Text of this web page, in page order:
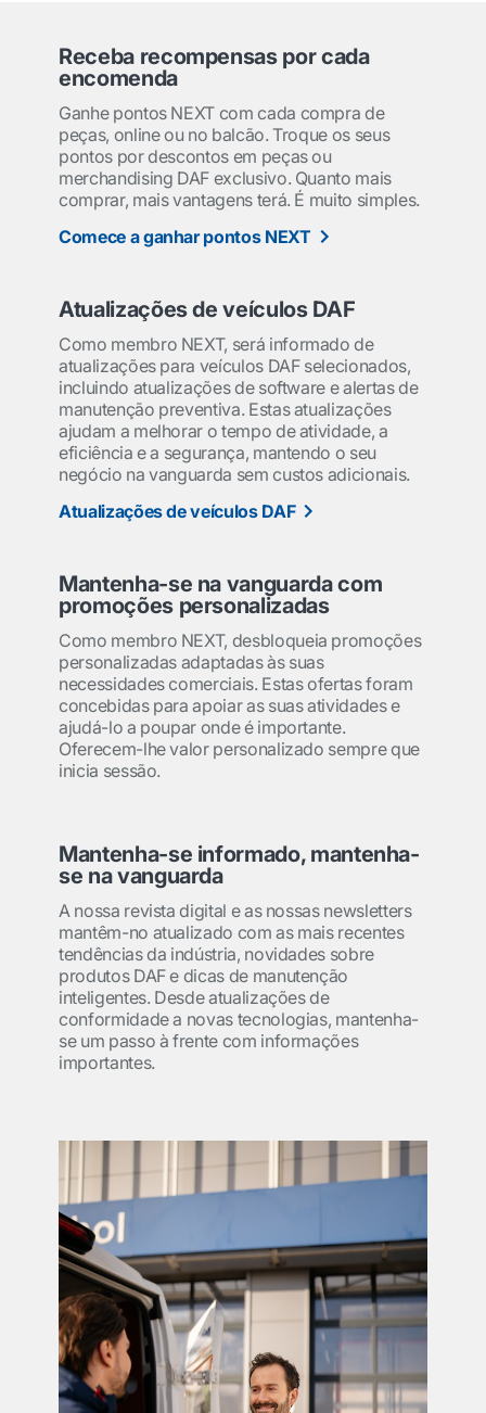
Receba recompensas por cada
encomenda
Ganhe pontos NEXT com cada compra de
peças, online ou no balcão. Troque os seus
pontos por descontos em peças ou
merchandising DAF exclusivo. Quanto mais
comprar, mais vantagens terá. É muito simples.
Comece a ganhar pontos NEXT
Atualizações de veículos DAF
Como membro NEXT, será informado de
atualizações para veículos DAF selecionados,
incluindo atualizações de software e alertas de
manutenção preventiva. Estas atualizações
ajudam a melhorar o tempo de atividade, a
eficiência e a segurança, mantendo o seu
negócio na vanguarda sem custos adicionais.
Atualizações de veículos DAF
Mantenha-se na vanguarda com
promoções personalizadas
Como membro NEXT, desbloqueia promoções
personalizadas adaptadas às suas
necessidades comerciais. Estas ofertas foram
concebidas para apoiar as suas atividades e
ajudá-lo a poupar onde é importante.
Oferecem-lhe valor personalizado sempre que
inicia sessão.
Mantenha-se informado, mantenha-
se na vanguarda
A nossa revista digital e as nossas newsletters
mantêm-no atualizado com as mais recentes
tendências da indústria, novidades sobre
produtos DAF e dicas de manutenção
inteligentes. Desde atualizações de
conformidade a novas tecnologias, mantenha-
se um passo à frente com informações
importantes.